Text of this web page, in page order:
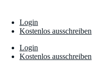
Login
Kostenlos ausschreiben
Login
Kostenlos ausschreiben